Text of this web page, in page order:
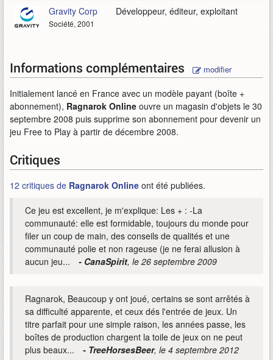
Gravity Corp
Société, 2001
Développeur, éditeur, exploitant
Informations complémentaires modifier
Initialement lancé en France avec un modèle payant (boîte +
abonnement), Ragnarok Online ouvre un magasin d'objets le 30
septembre 2008 puis supprime son abonnement pour devenir un
jeu Free to Play à partir de décembre 2008.
Critiques
12 critiques de Ragnarok Online ont été publiées.
Ce jeu est excellent, je m'explique: Les + : -La
communauté: elle est formidable, toujours du monde pour
filer un coup de main, des conseils de qualités et une
communauté polie et non rageuse (je ne ferai allusion à
aucun jeu...
- CanaSpirit, le 26 septembre 2009
Ragnarok, Beaucoup y ont joué, certains se sont arrêtés à
sa difficulté apparente, et ceux dés l'entrée de jeux. Un
titre parfait pour une simple raison, les années passe, les
boîtes de production chargent la toile de jeux on ne peut
plus beaux...
- TreeHorsesBeer, le 4 septembre 2012